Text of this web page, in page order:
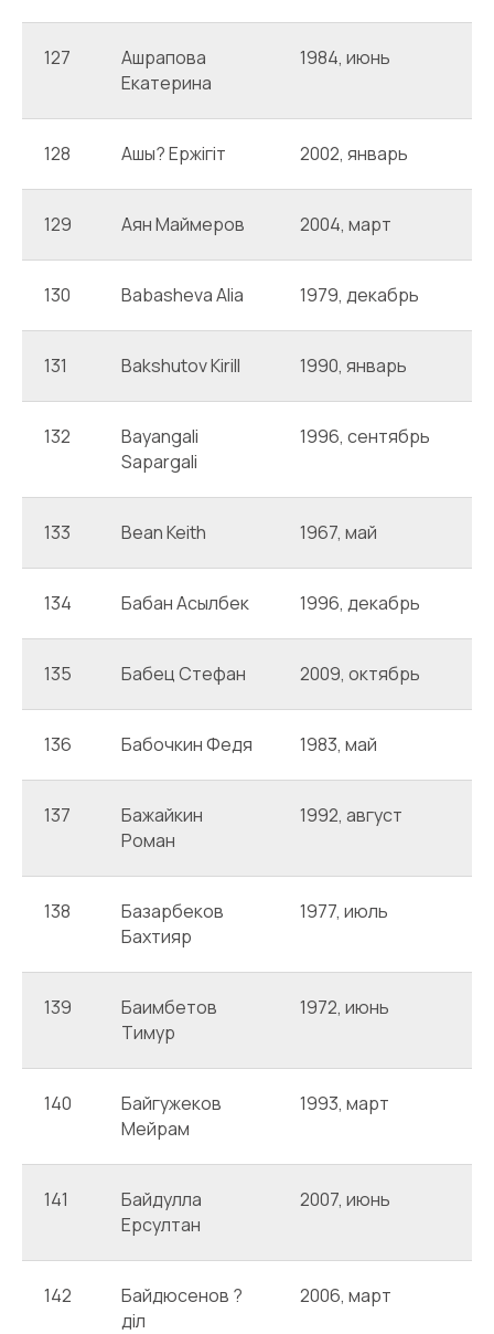
127
Ашрапова
Екатерина
1984, июнь
128 Ашы? Ержігіт 2002, январь
129 Аян Маймеров 2004, март
130 Babasheva Alia 1979, декабрь
131 Bakshutov Kirill 1990, январь
132
Bayangali
Sapargali
1996, сентябрь
133 Bean Keith 1967, май
134 Бабан Асылбек 1996, декабрь
135 Бабец Стефан 2009, октябрь
136 Бабочкин Федя 1983, май
137
Бажайкин
Роман
1992, август
138
Базарбеков
Бахтияр
1977, июль
139
Баимбетов
Тимур
1972, июнь
140
Байгужеков
Мейрам
1993, март
141
Байдулла
Ерсултан
2007, июнь
142
Байдюсенов ?
діл
2006, март